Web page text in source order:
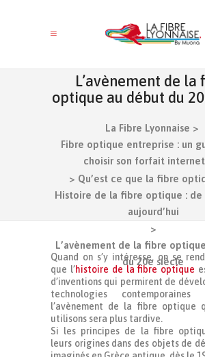
L’avènement de la
optique au début du
La Fibre Lyonnaise >
Fibre optique entreprise : un
choisir son forfait
> Qu’est ce que la fibre
Histoire de la fibre optique : de
aujourd’hui
>
L’avènement de la fibre
du 20e siècle
Quand on s’y intéresse, on se
que l’histoire de la fibre optique
d’inventions qui permirent de
technologies
l’avènement de la fibre optique
utilisons sera plus tardive.
Si les principes de la fibre
leurs origines dans des objets de